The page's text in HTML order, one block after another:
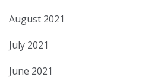
August 2021
July 2021
June 2021